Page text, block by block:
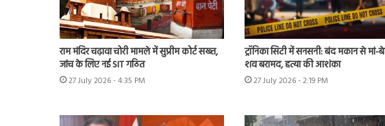
राम मंदिर चढ़ावा चोरी मामले में सुप्रीम कोर्ट सख्त,
जांच के लिए नई SIT गठित
27 July 2026 - 4:35 PM
ट्रॉनिका सिटी में सनसनी: बंद मकान से मां-
शव बरामद, हत्या की आशंका
27 July 2026 - 2:19 PM